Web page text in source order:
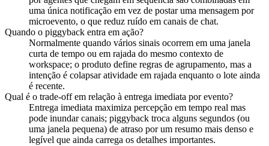
uma única notificação em vez de postar uma mensagem por
microevento, o que reduz ruído em canais de chat.
Quando o piggyback entra em ação?
Normalmente quando vários sinais ocorrem em uma janela
curta de tempo ou em rajada do mesmo contexto de
workspace; o produto define regras de agrupamento, mas a
intenção é colapsar atividade em rajada enquanto o lote ainda
é recente.
Qual é o trade-off em relação à entrega imediata por evento?
Entrega imediata maximiza percepção em tempo real mas
pode inundar canais; piggyback troca alguns segundos (ou
uma janela pequena) de atraso por um resumo mais denso e
legível que ainda carrega os detalhes importantes.